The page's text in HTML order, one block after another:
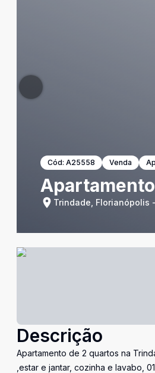
Cód: A25558 Venda
Trindade, Florianópolis
Descrição
Apartamento de 2 quartos na
,estar e jantar, cozinha e lavabo,